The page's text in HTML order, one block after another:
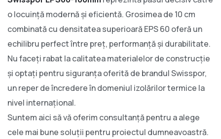
o locuință modernă și eficientă. Grosimea de 10 cm
combinată cu densitatea superioară EPS 60 oferă un
echilibru perfect între preț, performanță și durabilitate.
Nu faceți rabat la calitatea materialelor de construcție
și optați pentru siguranța oferită de brandul Swisspor,
un reper de încredere în domeniul izolărilor termice la
nivel internațional.
Suntem aici să vă oferim consultanță pentru a alege
cele mai bune soluții pentru proiectul dumneavoastră.